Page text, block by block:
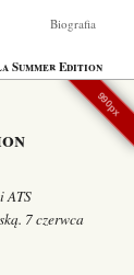
Biografia
Summer Edition
ATS
7 czerwca
990px